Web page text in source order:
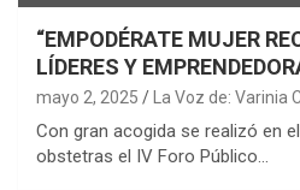
“EMPODÉRATE MUJER
LÍDERES Y
mayo 2, 2025 La Voz de: Varinia
Con gran acogida se realizó en
obstetras el IV Foro Público…